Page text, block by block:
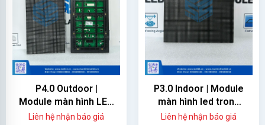
P4.0 Outdoor |
Module màn hình LED
ngoài trời
Liên hệ nhận báo giá
P3.0 Indoor | Module
màn hình led trong
nhà
Liên hệ nhận báo giá